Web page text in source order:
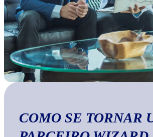
COMO SE TORNAR